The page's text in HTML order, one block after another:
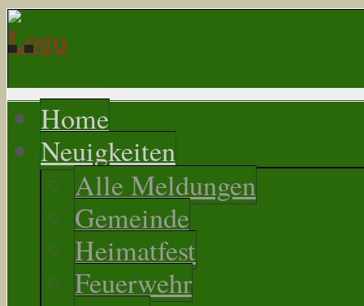
Home
Neuigkeiten
Alle Meldungen
Gemeinde
Heimatfest
Feuerwehr